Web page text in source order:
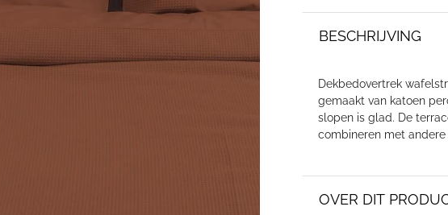
BESCHRIJVING
Dekbedovertrek
gemaakt van katoen
slopen is glad. De
combineren met
OVER DIT